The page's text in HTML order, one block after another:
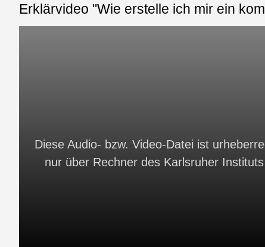
Erklärvideo "Wie erstelle ich mir ein
Diese Audio- bzw. Video-Datei ist
nur über Rechner des Karlsruher